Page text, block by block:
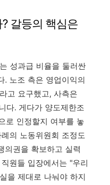
갈등의 핵심은
성과급 비율을 둘러싼
. 노조 측은 영업이익의
고 요구했고, 사측은
다. 게다가 양도제한조
로 인정할지 여부를 놓
의 노동위원회 조정도
의권을 확보하고 실력
원들 입장에서는 "우리
을 제대로 나눠야 하지